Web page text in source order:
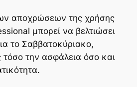
αποχρώσεων της χρήσης
μπορεί να βελτιώσει
το Σαββατοκύριακο,
τόσο την ασφάλεια όσο και